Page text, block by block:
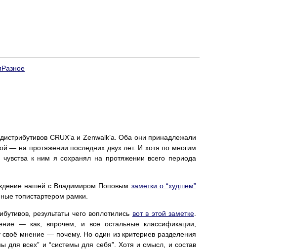
Разное
CRUX’а и Zenwalk’а. Оба они принадлежали
— на протяжении последних двух лет. И хотя по многим
к ним я сохранял на протяжении всего периода
нашей с Владимиром Поповым заметки о “худшем”
топистартером рамки.
результаты чего воплотились вот в этой заметке
— как, впрочем, и все остальные классификации,
своё мнение — почему. Но один из критериев разделения
для всех” и “системы для себя”. Хотя и смысл, и состав